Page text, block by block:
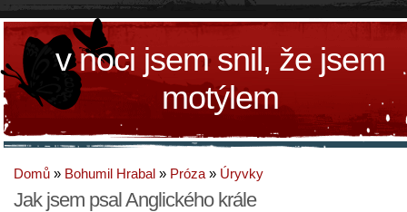
v noci jsem snil, že jsem
motýlem
Domů » Bohumil Hrabal » Próza » Úryvky
Jak jsem psal Anglického krále